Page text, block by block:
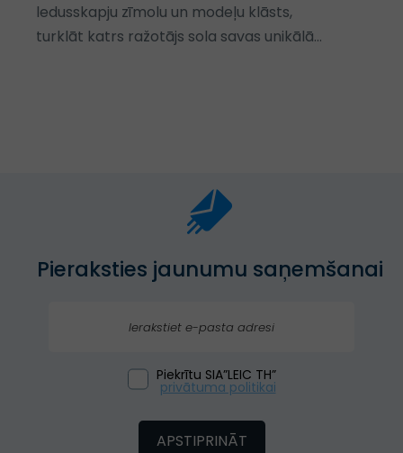
ledusskapju zīmolu un modeļu klāsts,
turklāt katrs ražotājs sola savas unikālās
Pieraksties jaunumu saņemšanai
Piekrītu SIA”LEIC TH”
privātuma politikai
APSTIPRINĀT